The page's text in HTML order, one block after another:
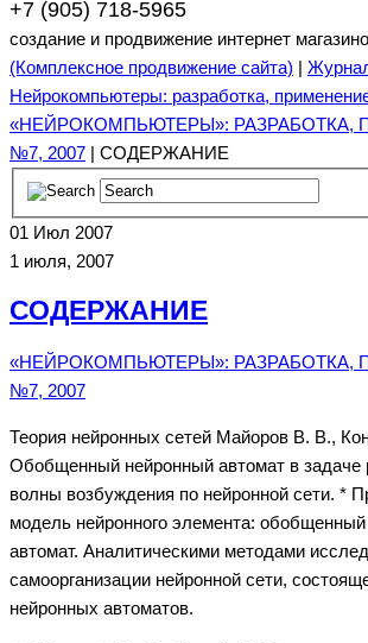
+7 (905) 718-5965
создание и продвижение интернет
(Комплексное продвижение сайта) |
Нейрокомпьютеры: разработка,
«НЕЙРОКОМПЬЮТЕРЫ»: РАЗРАБОТКА,
№7, 2007 | СОДЕРЖАНИЕ
01 Июл 2007
1 июля, 2007
СОДЕРЖАНИЕ
«НЕЙРОКОМПЬЮТЕРЫ»: РАЗРАБОТКА,
№7, 2007
Теория нейронных сетей Майоров В. В.,
Обобщенный нейронный автомат в задаче
волны возбуждения по нейронной сети. *
модель нейронного элемента:
автомат. Аналитическими методами
самоорганизации нейронной сети,
нейронных автоматов.